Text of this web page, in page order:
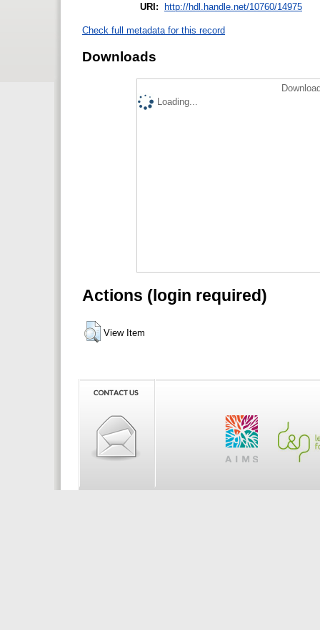
URI:
http://hdl.handle.net/10760/14975
Check full metadata for this record
Downloads
Loading...
Actions (login required)
View Item